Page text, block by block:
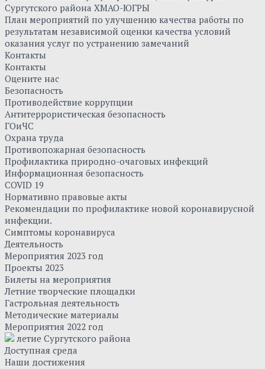
Сургутского района ХМАО-ЮГРЫ
План мероприятий по улучшению качества работы по
результатам независимой оценки качества условий
оказания услуг по устранению замечаний
Контакты
Контакты
Оцените нас
Безопасность
Противодействие коррупции
Антитеррористическая безопасность
ГОиЧС
Охрана труда
Противопожарная безопасность
Профилактика природно-очаговых инфекций
Информационная безопасность
COVID 19
Нормативно правовые акты
Рекомендации по профилактике новой коронавирусной
инфекции.
Симптомы коронавируса
Деятельность
Мероприятия 2023 год
Проекты 2023
Билеты на мероприятия
Летние творческие площадки
Гастрольная деятельность
Методические материалы
Мероприятия 2022 год
летие Сургутского района
Доступная среда
Наши достижения